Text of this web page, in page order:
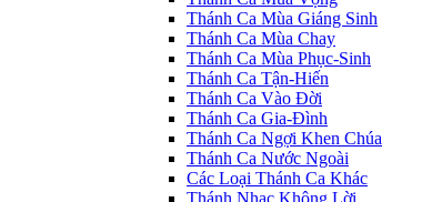
Thánh Ca Mùa Giáng Sinh
Thánh Ca Mùa Chay
Thánh Ca Mùa Phục-Sinh
Thánh Ca Tận-Hiến
Thánh Ca Vào Đời
Thánh Ca Gia-Đình
Thánh Ca Ngợi Khen Chúa
Thánh Ca Nước Ngoài
Các Loại Thánh Ca Khác
Thánh Nhạc Không Lời